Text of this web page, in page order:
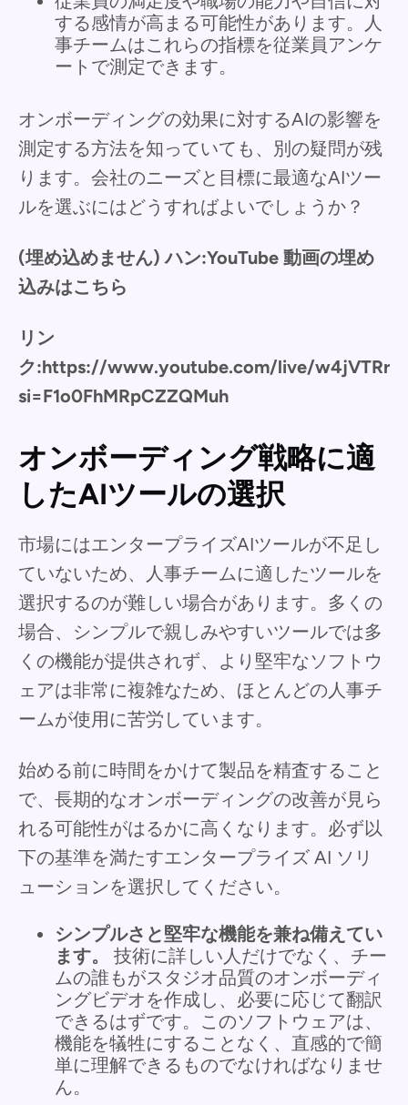
する感情が高まる可能性があります。人
事チームはこれらの指標を従業員アンケ
ートで測定できます。
オンボーディングの効果に対するAIの影響を
測定する方法を知っていても、別の疑問が残
ります。会社のニーズと目標に最適なAIツー
ルを選ぶにはどうすればよいでしょうか？
(埋め込めません) ハン:YouTube 動画の埋め
込みはこちら
リン
ク:https://www.youtube.com/live/
si=F1o0FhMRpCZZQMuh
オンボーディング戦略に適
したAIツールの選択
市場にはエンタープライズAIツールが不足し
ていないため、人事チームに適したツールを
選択するのが難しい場合があります。多くの
場合、シンプルで親しみやすいツールでは多
くの機能が提供されず、より堅牢なソフトウ
ェアは非常に複雑なため、ほとんどの人事チ
ームが使用に苦労しています。
始める前に時間をかけて製品を精査すること
で、長期的なオンボーディングの改善が見ら
れる可能性がはるかに高くなります。必ず以
下の基準を満たすエンタープライズ AI ソリ
ューションを選択してください。
シンプルさと堅牢な機能を兼ね備えてい
ます。 技術に詳しい人だけでなく、チー
ムの誰もがスタジオ品質のオンボーディ
ングビデオを作成し、必要に応じて翻訳
できるはずです。このソフトウェアは、
機能を犠牲にすることなく、直感的で簡
単に理解できるものでなければなりませ
ん。